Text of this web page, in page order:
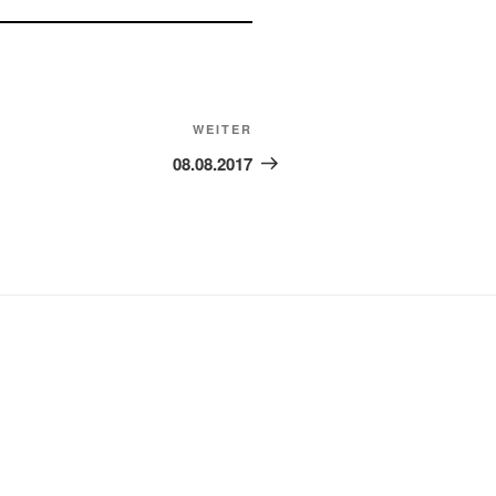
Beitrag
WEITER
08.08.2017